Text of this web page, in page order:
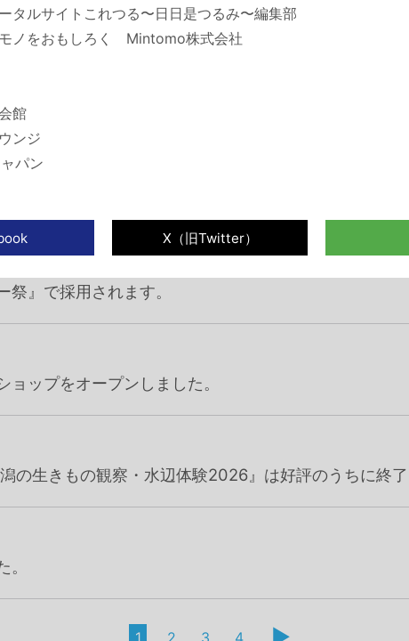
すすめの販促支援サービス提供会社まとめ」、アクリ
すすめの販促支援サービス提供会社まとめ」で当社が
ジェントである株式会社アプライムの運営するコラム
すすめのホテル＆旅行サービス特集」に当社が掲載され
』で採用されます。
ョップをオープンしました。
の生きもの観察・水辺体験2026』は好評のうちに終了
タルサイトこれつる〜日日是つるみ〜編集部
ノをおもしろく Mintomo株式会社
館
ンジ
パン